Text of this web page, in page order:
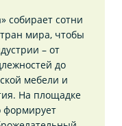
собирает сотни
мира, чтобы
– от
до
мебели и
На площадке
формирует